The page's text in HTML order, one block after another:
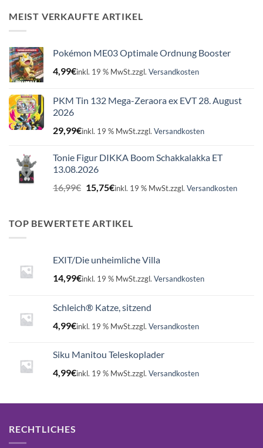
16,99€15,75€.
MEIST VERKAUFTE ARTIKEL
Pokémon ME03 Optimale Ordnung Booster
4,99€inkl. 19 % MwSt.zzgl. Versandkosten
PKM Tin 132 Mega-Zeraora ex EVT 28. August
2026
29,99€inkl. 19 % MwSt.zzgl. Versandkosten
Tonie Figur DIKKA Boom Schakkalakka ET
13.08.2026
16,99€ Ursprünglicher
Preis
16,99€
15,75€Aktueller
15,75€.
inkl. 19 % MwSt.zzgl. Versandkosten
TOP BEWERTETE ARTIKEL
EXIT/Die unheimliche Villa
14,99€inkl. 19 % MwSt.zzgl. Versandkosten
Schleich® Katze, sitzend
4,99€inkl. 19 % MwSt.zzgl. Versandkosten
Siku Manitou Teleskoplader
4,99€inkl. 19 % MwSt.zzgl. Versandkosten
RECHTLICHES